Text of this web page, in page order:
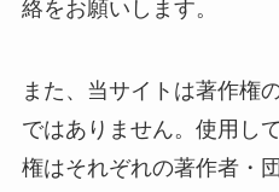
絡をお願いします。
また、当サイトは著作権
ではありません。使用し
権はそれぞれの著作者・